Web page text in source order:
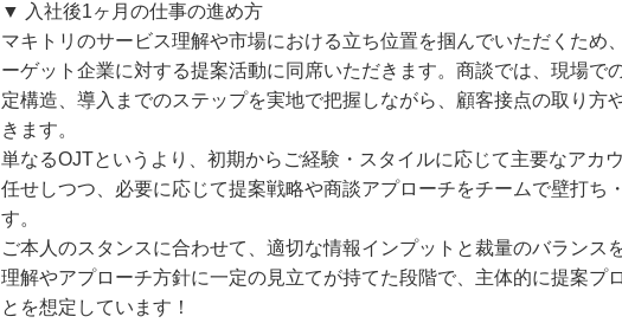
▼ 入社後1ヶ月の仕事の進め方
マキトリのサービス理解や市場における立ち位置を掴んでいただくため
ーゲット企業に対する提案活動に同席いただきます。商談では、現場で
定構造、導入までのステップを実地で把握しながら、顧客接点の取り方
きます。
単なるOJTというより、初期からご経験・スタイルに応じて主要なアカ
任せしつつ、必要に応じて提案戦略や商談アプローチをチームで壁打ち
す。
ご本人のスタンスに合わせて、適切な情報インプットと裁量のバランス
理解やアプローチ方針に一定の見立てが持てた段階で、主体的に提案プ
とを想定しています！